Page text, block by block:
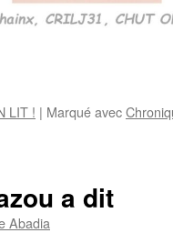
LIT ! | Marqué avec
a dit
Abadia